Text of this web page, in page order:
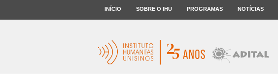
INÍCIO SOBRE O IHU PROGRAMAS NOTÍCIAS